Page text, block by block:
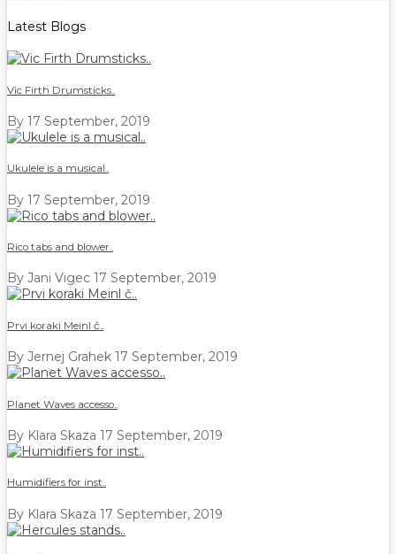
Latest Blogs
Vic Firth Drumsticks..
By 17 September, 2019
Ukulele is a musical..
By 17 September, 2019
Rico tabs and blower..
By Jani Vigec 17 September, 2019
Prvi koraki Meinl č..
By Jernej Grahek 17 September, 2019
Planet Waves accesso..
By Klara Skaza 17 September, 2019
Humidifiers for inst..
By Klara Skaza 17 September, 2019